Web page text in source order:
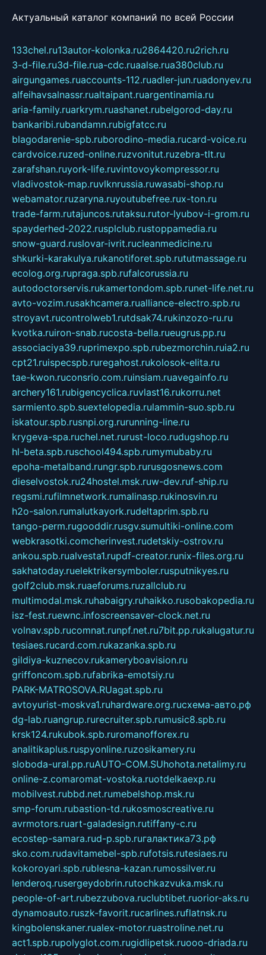
Актуальный каталог компаний по всей России
133chel.ru13autor-kolonka.ru2864420.ru2rich.ru
3-d-file.ru3d-file.rua-cdc.ruaalse.rua380club.ru
airgungames.ruaccounts-112.ruadler-jun.ruadonyev.ru
alfeihavsalnassr.rualtaipant.ruargentinamia.ru
aria-family.ruarkrym.ruashanet.rubelgorod-day.ru
bankaribi.rubandamn.rubigfatcc.ru
blagodarenie-spb.ruborodino-media.rucard-voice.ru
cardvoice.ruzed-online.ruzvonitut.ruzebra-tlt.ru
zarafshan.ruyork-life.ruvintovoykompressor.ru
vladivostok-map.ruvlknrussia.ruwasabi-shop.ru
webamator.ruzaryna.ruyoutubefree.rux-ton.ru
trade-farm.rutajuncos.rutaksu.rutor-lyubov-i-grom.ru
spayderhed-2022.rusplclub.rustoppamedia.ru
snow-guard.ruslovar-ivrit.rucleanmedicine.ru
shkurki-karakulya.rukanotiforet.spb.rututmassage.ru
ecolog.org.rupraga.spb.rufalcorussia.ru
autodoctorservis.rukamertondom.spb.runet-life.net.ru
avto-vozim.rusakhcamera.rualliance-electro.spb.ru
stroyavt.rucontrolweb1.rutdsak74.rukinzozo-ru.ru
kvotka.ruiron-snab.rucosta-bella.rueugrus.pp.ru
associaciya39.ruprimexpo.spb.rubezmorchin.ruia2.ru
cpt21.ruispecspb.ruregahost.rukolosok-elita.ru
tae-kwon.ruconsrio.com.ruinsiam.ruavegainfo.ru
archery161.rubigencyclica.ruvlast16.rukorru.net
sarmiento.spb.suextelopedia.rulammin-suo.spb.ru
iskatour.spb.rusnpi.org.rurunning-line.ru
krygeva-spa.ruchel.net.rurust-loco.rudugshop.ru
hl-beta.spb.ruschool494.spb.rumymubaby.ru
epoha-metalband.rungr.spb.rurusgosnews.com
dieselvostok.ru24hostel.msk.ruw-dev.ruf-ship.ru
regsmi.rufilmnetwork.rumalinasp.rukinosvin.ru
h2o-salon.rumalutkayork.rudeltaprim.spb.ru
tango-perm.rugooddir.rusgv.sumultiki-online.com
webkrasotki.comcherinvest.rudetskiy-ostrov.ru
ankou.spb.rualvesta1.rupdf-creator.runix-files.org.ru
sakhatoday.ruelektrikersymboler.rusputnikyes.ru
golf2club.msk.ruaeforums.ruzallclub.ru
multimodal.msk.ruhabaigry.ruhaikko.rusobakopedia.ru
isz-fest.ruewnc.infoscreensaver-clock.net.ru
volnav.spb.rucomnat.runpf.net.ru7bit.pp.rukalugatur.ru
tesiaes.rucard.com.rukazanka.spb.ru
gildiya-kuznecov.rukameryboavision.ru
griffoncom.spb.rufabrika-emotsiy.ru
PARK-MATROSOVA.RUagat.spb.ru
avtoyurist-moskva1.ruhardware.org.ruсхема-авто.рф
dg-lab.ruangrup.rurecruiter.spb.rumusic8.spb.ru
krsk124.rukubok.spb.ruromanofforex.ru
analitikaplus.ruspyonline.ruzosikamery.ru
sloboda-ural.pp.ruAUTO-COM.SUhohota.netalimy.ru
online-z.comaromat-vostoka.ruotdelkaexp.ru
mobilvest.rubbd.net.rumebelshop.msk.ru
smp-forum.rubastion-td.rukosmoscreative.ru
avrmotors.ruart-galadesign.rutiffany-c.ru
ecostep-samara.rud-p.spb.ruгалактика73.рф
sko.com.rudavitamebel-spb.rufotsis.rutesiaes.ru
kokoroyari.spb.rublesna-kazan.rumossilver.ru
lenderoq.rusergeydobrin.rutochkazvuka.msk.ru
people-of-art.rubezzubova.ruclubtibet.ruorior-aks.ru
dynamoauto.ruszk-favorit.rucarlines.ruflatnsk.ru
kingbolenskaner.rualex-motor.ruastroline.net.ru
act1.spb.rupolyglot.com.rugidlipetsk.ruooo-driada.ru